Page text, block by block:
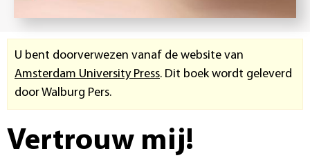
U bent doorverwezen vanaf de website van
Amsterdam University Press. Dit boek wordt geleverd
door Walburg Pers.
Vertrouw mij!